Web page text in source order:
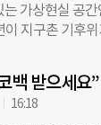
는 가상현실 공
지구촌 기후
게임 프로그램
하기 ▲사용하
호 물품 전달하
백 받으세요”
16:18